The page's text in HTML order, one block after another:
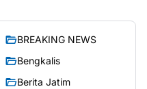
BREAKING NEWS
Bengkalis
Berita Jatim